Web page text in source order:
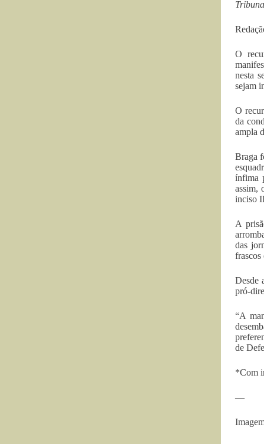
O
nesta
sejam
O
da
ampla
Braga
ínfima
assim,
inciso
A
das
frascos
Desde
pró-
“A
de
*Com
—